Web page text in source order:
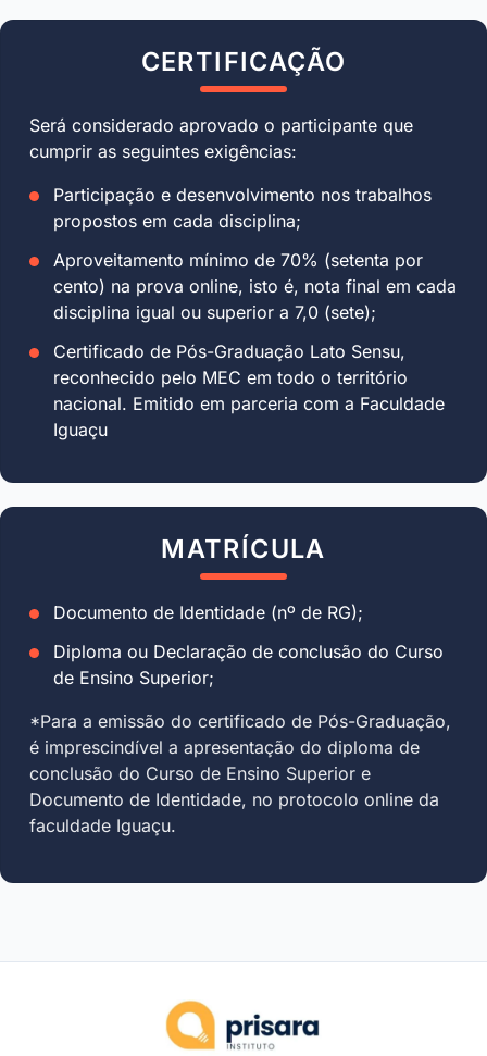
CERTIFICAÇÃO
Será considerado aprovado o participante que
cumprir as seguintes exigências:
Participação e desenvolvimento nos trabalhos
propostos em cada disciplina;
Aproveitamento mínimo de 70% (setenta por
cento) na prova online, isto é, nota final em cada
disciplina igual ou superior a 7,0 (sete);
Certificado de Pós-Graduação Lato Sensu,
reconhecido pelo MEC em todo o território
nacional. Emitido em parceria com a Faculdade
Iguaçu
MATRÍCULA
Documento de Identidade (nº de RG);
Diploma ou Declaração de conclusão do Curso
de Ensino Superior;
*Para a emissão do certificado de Pós-Graduação,
é imprescindível a apresentação do diploma de
conclusão do Curso de Ensino Superior e
Documento de Identidade, no protocolo online da
faculdade Iguaçu.